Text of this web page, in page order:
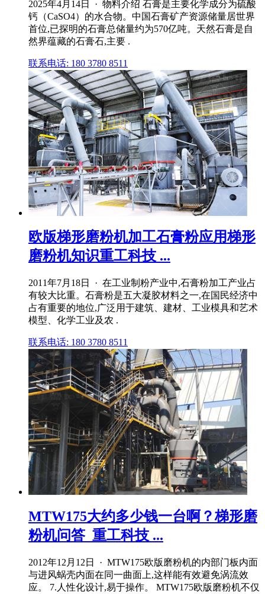
2025年4月14日 · 物料介绍 石膏是主要化学成分为硫酸
钙（CaSO4）的水合物。中国石膏矿产资源储量居世界
首位,已探明的石膏总储量约为570亿吨。天然石膏是自
然界蕴藏的石膏石,主要 .
联系电话: 180 3780 8511
欧版梯形磨粉机加工石膏粉应用梯形
磨粉机知识重工科技 ...
2011年7月18日 · 在工业制粉产业中,石膏粉加工产业占
有较大比重。石膏粉是五大凝胶材料之一,在国民经济中
占有重要的地位,广泛用于建筑、建材、工业模具和艺术
模型、化学工业及农 .
联系电话: 180 3780 8511
MTW175大约多少钱一台啊？梯形磨
粉机问答_重工科技 ...
2012年12月12日 · MTW175欧版磨粉机的内部门板内面
与进风蜗壳内面在同一曲面上,这样能有效避免涡流效
应。 7.人性化设计,易于操作。 MTW175欧版磨粉机不仅